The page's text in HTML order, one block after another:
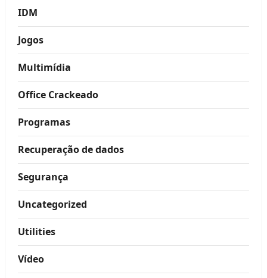
IDM
Jogos
Multimídia
Office Crackeado
Programas
Recuperação de dados
Segurança
Uncategorized
Utilities
Vídeo